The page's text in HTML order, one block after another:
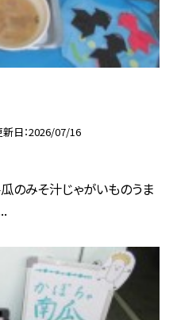
新日 2026/07/16
のみそ汁じゃがいものうま